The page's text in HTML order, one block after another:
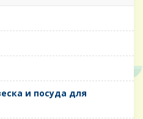
и посуда для